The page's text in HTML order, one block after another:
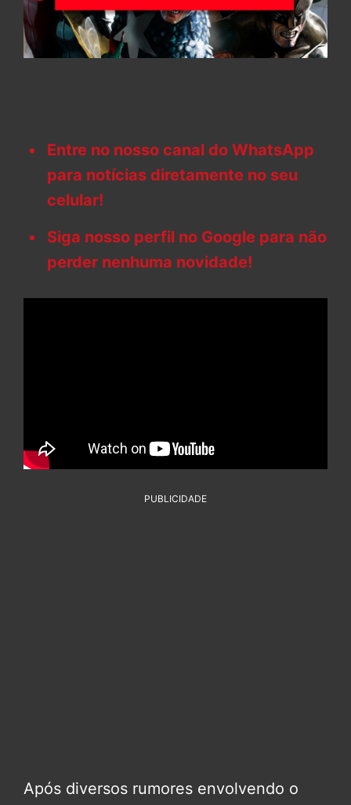
Entre no nosso canal do WhatsApp
para notícias diretamente no seu
celular!
Siga nosso perfil no Google para não
perder nenhuma novidade!
PUBLICIDADE
Após diversos rumores envolvendo o